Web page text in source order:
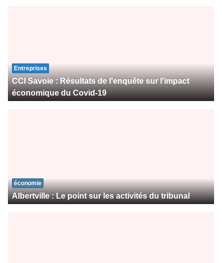
Entreprises
CCI Savoie : Résultats de l'enquête sur l'impact
économique du Covid-19
économie
Albertville : Le point sur les activités du tribunal